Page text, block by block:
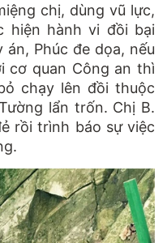
chị, dùng vũ lực,
hiện hành vi đồi bại
án, Phúc đe dọa, nếu
cơ quan Công an thì
chạy lên đồi thuộc
lẩn trốn. Chị B.
rồi trình báo sự việc